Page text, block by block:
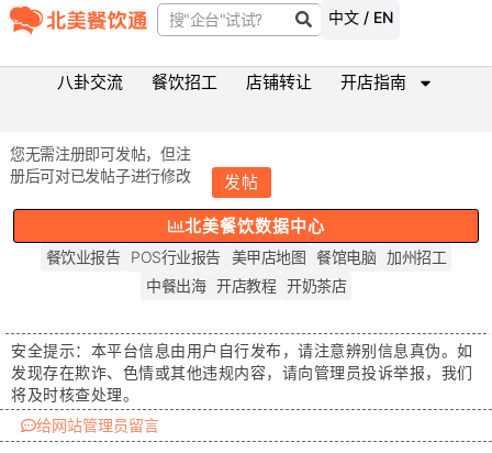
中文 / EN
八卦交流 餐饮招工 店铺转让 开店指南
您无需注册即可发帖，但注
册后可对已发帖子进行修改
发帖
北美餐饮数据中心
餐饮业报告 POS行业报告 美甲店地图 餐馆电脑
加州招工
中餐出海 开店教程 开奶茶店
安全提示： 本平台信息由用户自行发布，请注意辨别信息真伪。如
发现存在欺诈、色情或其他违规内容，请向管理员投诉举报，我们
将及时核查处理。
给网站管理员留言